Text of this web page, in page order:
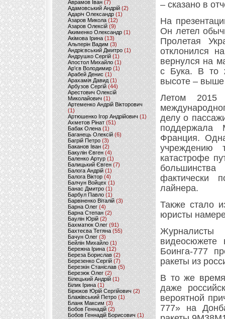
Аврамов Іван (7)
Адамовський Андрій(2)
Адаріч Олександр (1)
Азаров Микола (12)
Азаров Олексій (9)
Акименко Олександр(1)
Акімова Ірина(13)
Альперін Вадим (3)
Андрієвський Дмитро(1)
Андрушко Сергій(1)
Апостол Михайло(1)
Ар'єв Володимир (1)
Арабей Денис(1)
Арахамія Давид (1)
Арбузов Сергій (44)
Арестович Олексій
Миколайович(1)
Артеменко Андрій Вікторович
(1)
Артюшенко Ігор Андрійович(1)
Ахметов Рінат(51)
Бабак Олена(1)
Баганець Олексій(6)
Багрій Петро (3)
Баканов Іван(2)
Бакулін Євген (4)
Баленко Артур(1)
Балицький Євген(7)
Балога Андрій (1)
Балога Віктор (4)
Балчун Войцех (1)
Банас Дмитро (1)
Барбул Павло(1)
Барвіненко Віталій(3)
Барна Олег (4)
Барна Степан (2)
Баулін Юрій (2)
Бахматюк Олег (91)
Бахтеєва Тетяна(55)
Бачун Олег (3)
Бейлін Михайло (1)
Бережна Ірина(12)
Береза Борислав(2)
Березенко Сергій (7)
Березкін Станіслав (5)
Березюк Олег(2)
Білецький Андрій (1)
Білик Ірина (1)
Бірюков Юрій Сергійович (2)
Блажівський Петро (1)
Бланк Максим(3)
Бобов Геннадій (2)
Бобов Геннадій Борисович (1)
– сказано в
На
Он летел
Пролетая
отклонился
вернулся на
с Бука. В то
высоте – выше
Летом 2015
делу о
поддержала
Франция.
учреждению
катастрофе
фактически
лайнера.
Также стало
юристы
Журналисты
видеосюжете
Боинга-777
ракеты из
В то же
даже
вероятной
777» на